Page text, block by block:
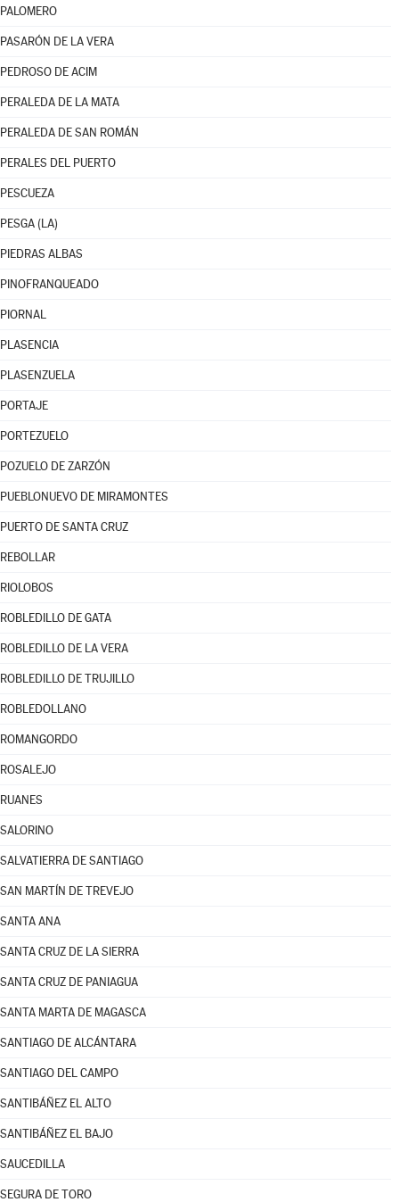
PALOMERO
PASARÓN DE LA VERA
PEDROSO DE ACIM
PERALEDA DE LA MATA
PERALEDA DE SAN ROMÁN
PERALES DEL PUERTO
PESCUEZA
PESGA (LA)
PIEDRAS ALBAS
PINOFRANQUEADO
PIORNAL
PLASENCIA
PLASENZUELA
PORTAJE
PORTEZUELO
POZUELO DE ZARZÓN
PUEBLONUEVO DE MIRAMONTES
PUERTO DE SANTA CRUZ
REBOLLAR
RIOLOBOS
ROBLEDILLO DE GATA
ROBLEDILLO DE LA VERA
ROBLEDILLO DE TRUJILLO
ROBLEDOLLANO
ROMANGORDO
ROSALEJO
RUANES
SALORINO
SALVATIERRA DE SANTIAGO
SAN MARTÍN DE TREVEJO
SANTA ANA
SANTA CRUZ DE LA SIERRA
SANTA CRUZ DE PANIAGUA
SANTA MARTA DE MAGASCA
SANTIAGO DE ALCÁNTARA
SANTIAGO DEL CAMPO
SANTIBÁÑEZ EL ALTO
SANTIBÁÑEZ EL BAJO
SAUCEDILLA
SEGURA DE TORO